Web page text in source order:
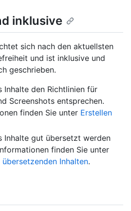
inklusive
sich nach den aktuellsten
und ist inklusive und
geschrieben.
Inhalte den Richtlinien für
Screenshots entsprechen.
finden Sie unter Erstellen
Inhalte gut übersetzt werden
finden Sie unter
Inhalten.